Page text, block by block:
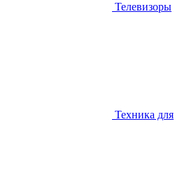
Телевизоры
Техника для